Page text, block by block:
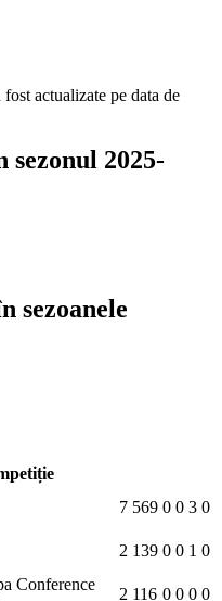
actualizate pe data de
2025-
sezoanele
7 569 0 0 3 0
2 139 0 0 1 0
Conference
2 116 0 0 0 0